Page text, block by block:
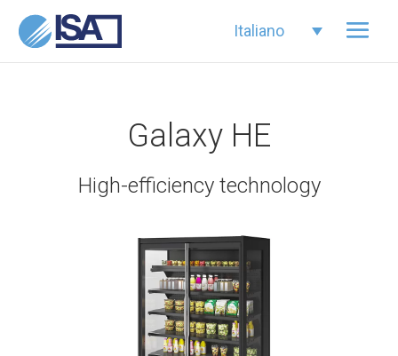
Italiano
Galaxy HE
High-efficiency technology